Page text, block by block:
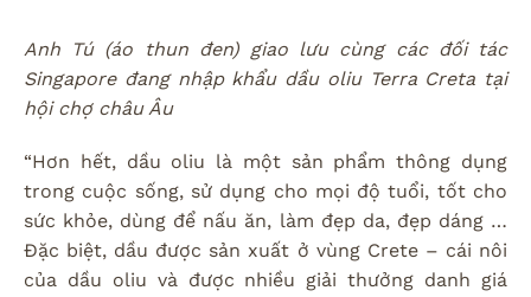
Anh Tú (áo thun đen) giao lưu cùng các đối tác
Singapore đang nhập khẩu dầu oliu Terra Creta tại
hội chợ châu Âu
“Hơn hết, dầu oliu là một sản phẩm thông dụng
trong cuộc sống, sử dụng cho mọi độ tuổi, tốt cho
sức khỏe, dùng để nấu ăn, làm đẹp da, đẹp dáng …
Đặc biệt, dầu được sản xuất ở vùng Crete – cái nôi
của dầu oliu và được nhiều giải thưởng danh giá